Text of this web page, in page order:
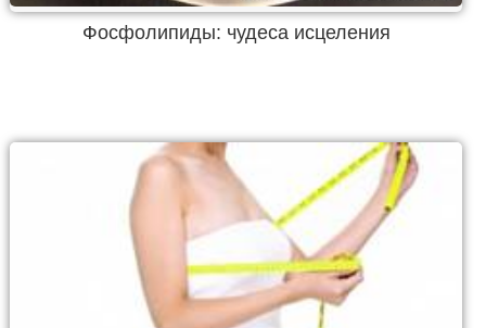
Фосфолипиды: чудеса исцеления